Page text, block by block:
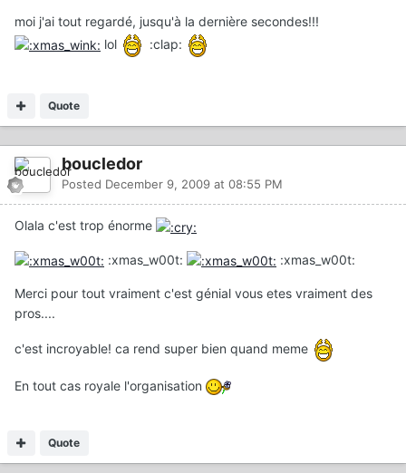
moi j'ai tout regardé, jusqu'à la dernière secondes!!!
lol
:clap:
Quote
boucledor
Posted December 9, 2009 at 08:55 PM
Olala c'est trop énorme
:xmas_w00t: :xmas_w00t:
Merci pour tout vraiment c'est génial vous etes vraiment des
pros....
c'est incroyable! ca rend super bien quand meme
En tout cas royale l'organisation
Quote